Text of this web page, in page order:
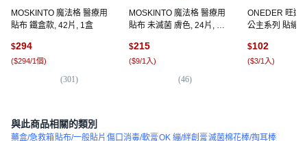
MOSKINTO 魔法格 醫療用
貼布 鐵盒款, 42片, 1盒
$294
($294/1個)
(301)
MOSKINTO 魔法格 醫療用
貼布 未滅菌 膚色, 24片, 1
$215
($9/1入)
(46)
ONEDER 旺達
公主系列 貼繃
$102
($3/1入)
與此商品相關的類別
藥盒/急救箱貼布/一般貼片 傷口消毒/軟膏OK 繃/絆創膏滅菌棉花棒/掏耳棒